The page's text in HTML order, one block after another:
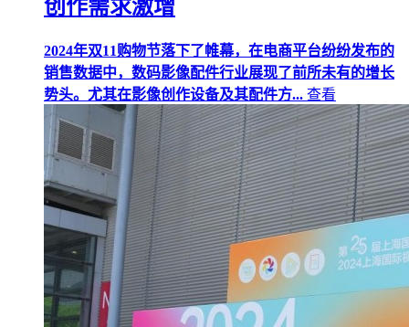
创作需求激增
2024年双11购物节落下了帷幕，在电商平台纷纷发布的
销售数据中，数码影像配件行业展现了前所未有的增长
势头。尤其在影像创作设备及其配件方... 查看